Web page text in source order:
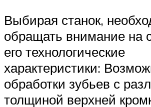
Выбирая станок,
обращать внимание на
его технологические
характеристики:
обработки зубьев с
толщиной верхней